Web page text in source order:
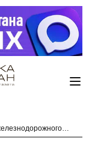
В Арском районе упразднен населенный пункт железнодорожного разъезда Сарай-Чекурча